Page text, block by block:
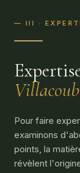
— III ·
Pour faire
examinons
points, la
révèlent